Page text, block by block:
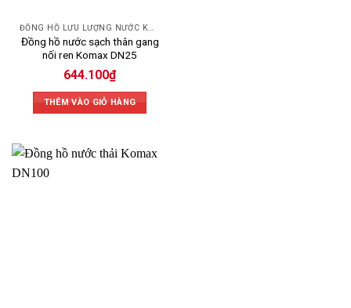
Đồng hồ nước sạch thân gang
nối ren Komax DN25
644.100₫
THÊM VÀO GIỎ HÀNG